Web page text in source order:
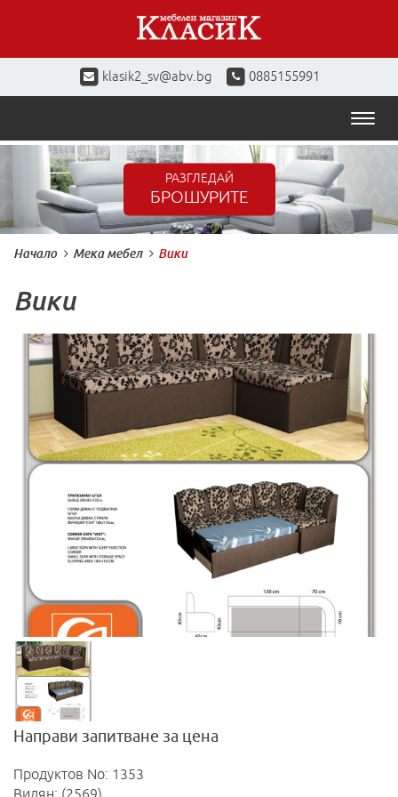
klasik2_sv@abv.bg 0885155991
РАЗГЛЕДАЙ
БРОШУРИТЕ
Начало Мека мебел Вики
Вики
Направи запитване за цена
Продуктов No: 1353